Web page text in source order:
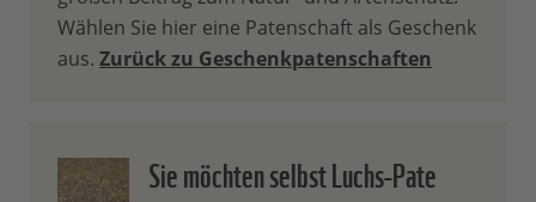
meine Patenschaft verwendet?
von Ihnen ausgewählten, bedrohten
Tierart und ihres Lebensraumes
Wählen Sie hier eine Patenschaft als Geschenk
aus. Zurück zu Geschenkpatenschaften
Sie möchten selbst Luchs-Pate